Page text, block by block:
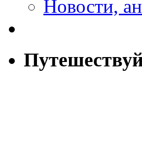
Новости,